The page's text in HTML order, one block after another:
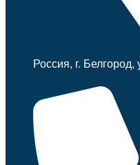
Россия, г.